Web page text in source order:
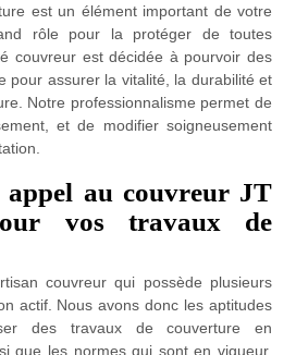
est un élément important de votre
rôle pour la protéger de toutes
couvreur est décidée à pourvoir des
pour assurer la vitalité, la durabilité et
Notre professionnalisme permet de
et de modifier soigneusement
au couvreur JT
vos travaux de
couvreur qui possède plusieurs
actif. Nous avons donc les aptitudes
des travaux de couverture en
que les normes qui sont en vigueur.